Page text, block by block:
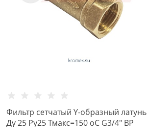
Фильтр сетчатый Y-образный латунь
Ду 25 Ру25 Тмакс=150 oC G3/4" ВР